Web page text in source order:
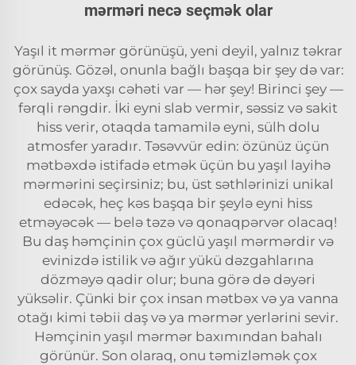
mərməri necə seçmək olar
Yaşıl it mərmər görünüşü, yeni deyil, yalnız təkrar
görünüş. Gözəl, onunla bağlı başqa bir şey də var:
çox sayda yaxşı cəhəti var — hər şey! Birinci şey —
fərqli rəngdir. İki eyni slab vermir, səssiz və sakit
hiss verir, otaqda tamamilə eyni, sülh dolu
atmosfer yaradır. Təsəvvür edin: özünüz üçün
mətbəxdə istifadə etmək üçün bu yaşıl layihə
mərmərini seçirsiniz; bu, üst səthlərinizi unikal
edəcək, heç kəs başqa bir şeylə eyni hiss
etməyəcək — belə təzə və qonaqpərvər olacaq!
Bu daş həmçinin çox güclü yaşıl mərmərdir və
evinizdə istilik və ağır yükü dəzgahlarına
dözməyə qadir olur; buna görə də dəyəri
yüksəlir. Çünki bir çox insan mətbəx və ya vanna
otağı kimi təbii daş və ya mərmər yerlərini sevir.
Həmçinin yaşıl mərmər baxımından bahalı
görünür. Son olaraq, onu təmizləmək çox